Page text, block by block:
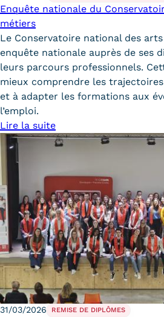
Handi'Cnam
Témoignages
Statistiques
FAQ
Qualiopi
Le Cnam ICSV
Mobilité
Erasmus
Règlement intérieur
Infos élèves
Enquête nationale du
métiers
Le Conservatoire national des
enquête nationale auprès de ses
leurs parcours professionnels.
mieux comprendre les
et à adapter les formations aux
l’emploi.
Lire la suite
31/03/2026 REMISE DE DIPLÔMES